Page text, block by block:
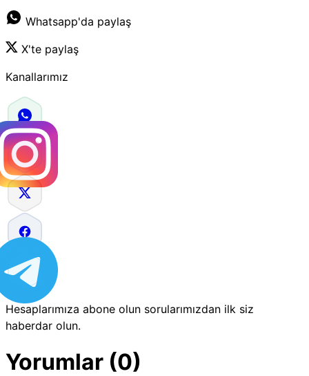
Whatsapp'da paylaş
X'te paylaş
Kanallarımız
Hesaplarımıza abone olun sorularımızdan ilk siz
haberdar olun.
Yorumlar (0)